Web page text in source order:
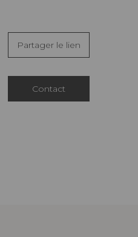
Partager le lien
Contact